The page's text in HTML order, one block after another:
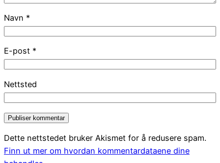
Navn *
E-post *
Nettsted
Dette nettstedet bruker Akismet for å redusere spam.
Finn ut mer om hvordan kommentardataene dine